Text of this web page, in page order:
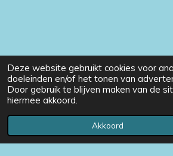
Deze website gebruikt cookies voor
doeleinden en/of het tonen van
Door gebruik te blijven maken van de
hiermee akkoord.
Akkoord
Telefoonnummer